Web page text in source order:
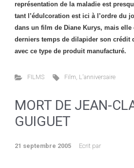
représentation de la maladie est
tant l’édulcoration est ici à l’ordre du
dans un film de Diane Kurys, mais
derniers temps de dilapider son crédit
avec ce type de produit manufacturé.
FILMS Film, L'anniversaire
MORT DE JEAN-
GUIGUET
21 septembre 2005 Ecrit par